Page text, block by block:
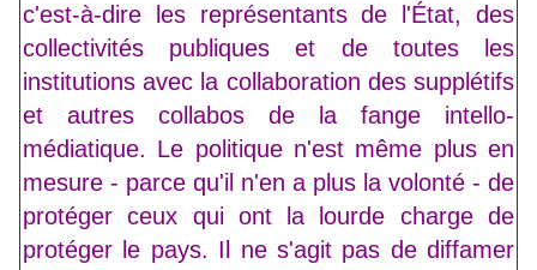
c'est-à-dire les représentants de l'État, des
collectivités publiques et de toutes les
institutions avec la collaboration des supplétifs
et autres collabos de la fange intello-
médiatique. Le politique n'est même plus en
mesure - parce qu'il n'en a plus la volonté - de
protéger ceux qui ont la lourde charge de
protéger le pays. Il ne s'agit pas de diffamer